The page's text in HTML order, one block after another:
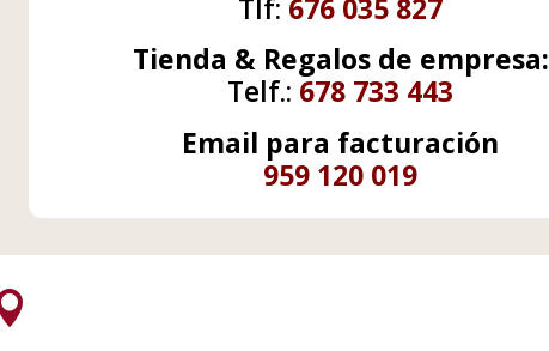
Tlf: 676 035 827
Tienda & Regalos de empresa:
Telf.: 678 733 443
Email para facturación
959 120 019